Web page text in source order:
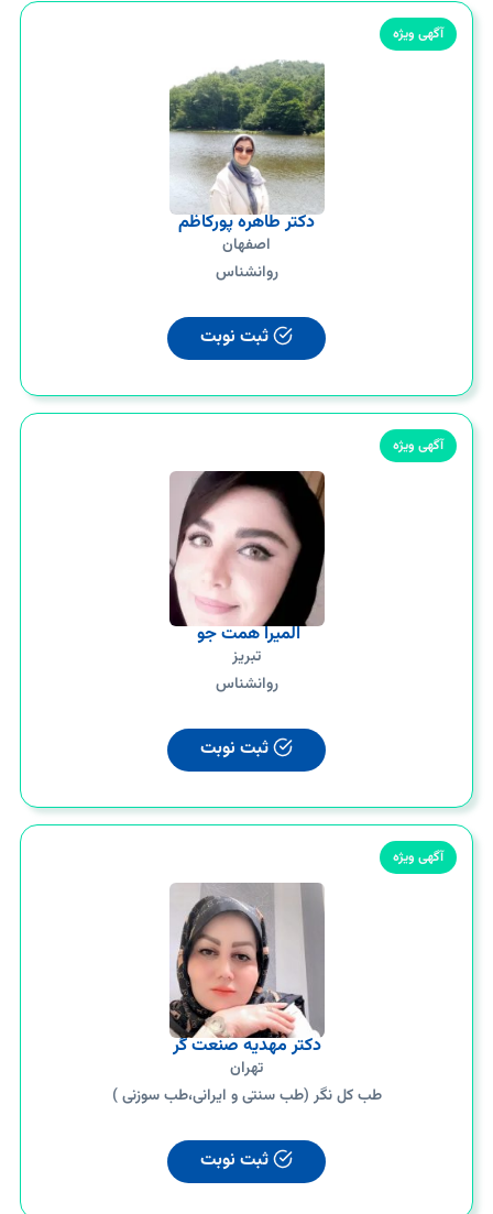
آگهی ویژه
دکتر طاهره پورکاظم
اصفهان
روانشناس
ثبت نوبت
آگهی ویژه
المیرا همت جو
تبریز
روانشناس
ثبت نوبت
آگهی ویژه
دكتر مهديه صنعت گر
تهران
طب کل نگر (طب سنتی و ایرانی،طب سوزنی )
ثبت نوبت